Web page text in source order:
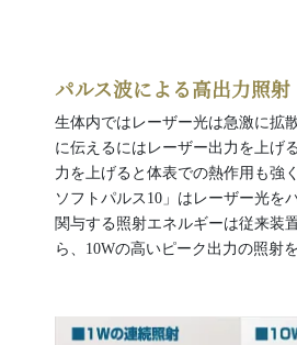
パルス波による高出力照射
生体内ではレーザー光は急激に拡
に伝えるにはレーザー出力を上げ
力を上げると体表での熱作用も強
ソフトパルス10」はレーザー光を
関与する照射エネルギーは従来装
ら、10Wの高いピーク出力の照射